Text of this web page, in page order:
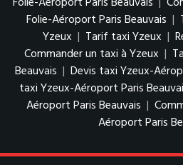
Folie-Aéroport Paris Beauvais |
Yzeux | Tarif taxi Yzeux |
Commander un taxi à Yzeux |
Beauvais | Devis taxi Yzeux-
taxi Yzeux-Aéroport Paris
Aéroport Paris Beauvais |
Aéroport Paris